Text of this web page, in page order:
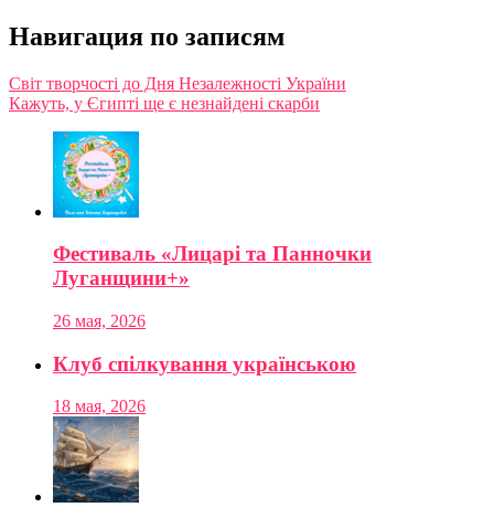
Навигация по записям
Світ творчості до Дня Незалежності України
Кажуть, у Єгипті ще є незнайдені скарби
Фестиваль «Лицарі та Панночки
Луганщини+»
26 мая, 2026
Клуб спілкування українською
18 мая, 2026